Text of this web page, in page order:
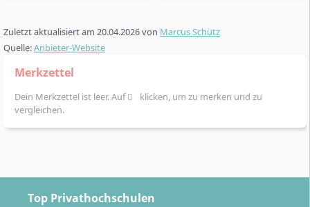
Welche Karrierewege eröffnet dir das B.A.-
Nach deinem Abschluss stehen dir vielseitige
Management und Unternehmensführung
Zuletzt aktualisiert am 20.04.2026von Marcus Schütz
Quelle:Anbieter-Website
Merkzettel
Dein Merkzettel ist leer. Auf
klicken, um zu merken und zu
vergleichen.
Top Privathochschulen